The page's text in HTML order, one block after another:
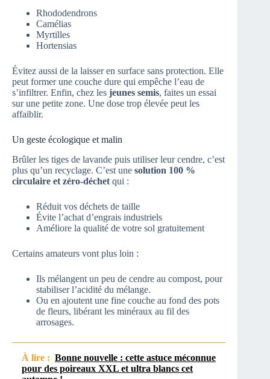
Rhododendrons
Camélias
Myrtilles
Hortensias
Évitez aussi de la laisser en surface sans protection. Elle
peut former une couche dure qui empêche l’eau de
s’infiltrer. Enfin, chez les jeunes semis, faites un essai
sur une petite zone. Une dose trop élevée peut les
affaiblir.
Un geste écologique et malin
Brûler les tiges de lavande puis utiliser leur cendre, c’est
plus qu’un recyclage. C’est une solution 100 %
circulaire et zéro-déchet qui :
Réduit vos déchets de taille
Évite l’achat d’engrais industriels
Améliore la qualité de votre sol gratuitement
Certains amateurs vont plus loin :
Ils mélangent un peu de cendre au compost, pour
stabiliser l’acidité du mélange.
Ou en ajoutent une fine couche au fond des pots
de fleurs, libérant les minéraux au fil des
arrosages.
À lire : Bonne nouvelle : cette astuce méconnue
pour des poireaux XXL et ultra blancs cet